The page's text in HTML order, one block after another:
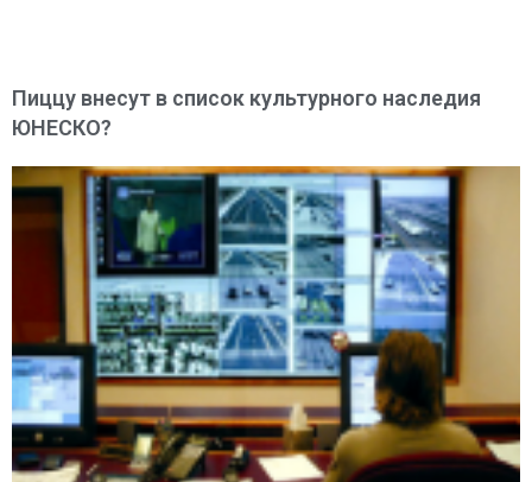
Пиццу внесут в список культурного наследия
ЮНЕСКО?